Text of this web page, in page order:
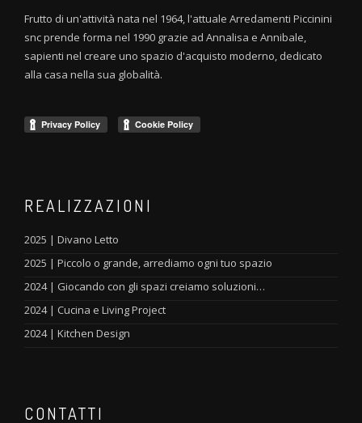
Frutto di un'attività nata nel 1964, l'attuale Arredamenti Piccinini
snc prende forma nel 1990 grazie ad Annalisa e Annibale,
sapienti nel creare uno spazio d'acquisto moderno, dedicato
alla casa nella sua globalità.
REALIZZAZIONI
2025 | Divano Letto
2025 | Piccolo o grande, arrediamo ogni tuo spazio
2024 | Giocando con gli spazi creiamo soluzioni…
2024 | Cucina e Living Project
2024 | Kitchen Design
CONTATTI